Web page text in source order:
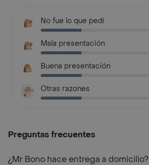
No fue lo que pedí
Mala presentación
Buena presentación
Otras razones
Preguntas frecuentes
¿Mr Bono hace entrega a domicilio?